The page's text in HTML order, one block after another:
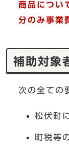
商品につい
分のみ事業
補助対象
次の全ての
松伏町
町税等